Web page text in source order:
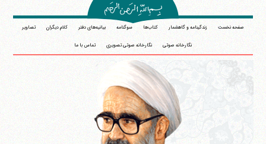
صفحه نخست زندگینامه و گاهشمار کتاب‌ها سوگنامه بیانیه‌های دفتر کلام دیگران تصاویر
نگارخانه صوتی نگارخانه صوتی تصویری تماس با ما